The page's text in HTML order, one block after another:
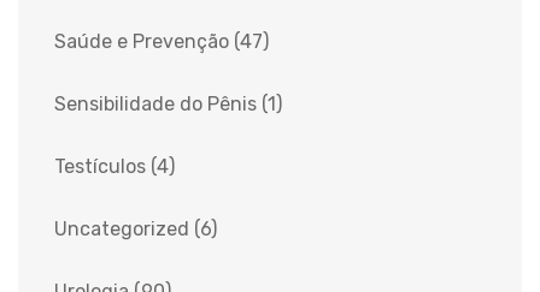
Saúde e Prevenção (47)
Sensibilidade do Pênis (1)
Testículos (4)
Uncategorized (6)